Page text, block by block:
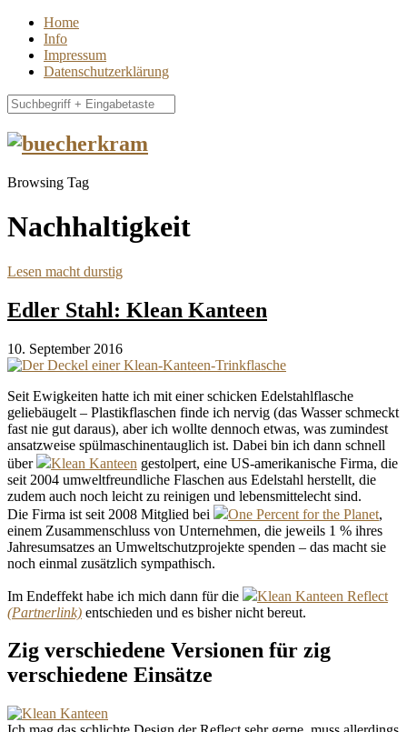
Home
Info
Impressum
Datenschutzerklärung
Browsing Tag
Nachhaltigkeit
Lesen macht durstig
Edler Stahl: Klean Kanteen
10. September 2016
Seit Ewigkeiten hatte ich mit einer schicken Edelstahlflasche
geliebäugelt – Plastikflaschen finde ich nervig (das Wasser schmeckt
fast nie gut daraus), aber ich wollte dennoch etwas, was zumindest
ansatzweise spülmaschinentauglich ist. Dabei bin ich dann schnell
über
Klean Kanteen gestolpert, eine US-amerikanische Firma, die
seit 2004 umweltfreundliche Flaschen aus Edelstahl herstellt, die
zudem auch noch leicht zu reinigen und lebensmittelecht sind.
Die Firma ist seit 2008 Mitglied bei
One Percent for the Planet,
einem Zusammenschluss von Unternehmen, die jeweils 1 % ihres
Jahresumsatzes an Umweltschutzprojekte spenden – das macht sie
noch einmal zusätzlich sympathisch.
Im Endeffekt habe ich mich dann für die
Klean Kanteen Reflect
entschieden und es bisher nicht bereut.
Zig verschiedene Versionen für zig
verschiedene Einsätze